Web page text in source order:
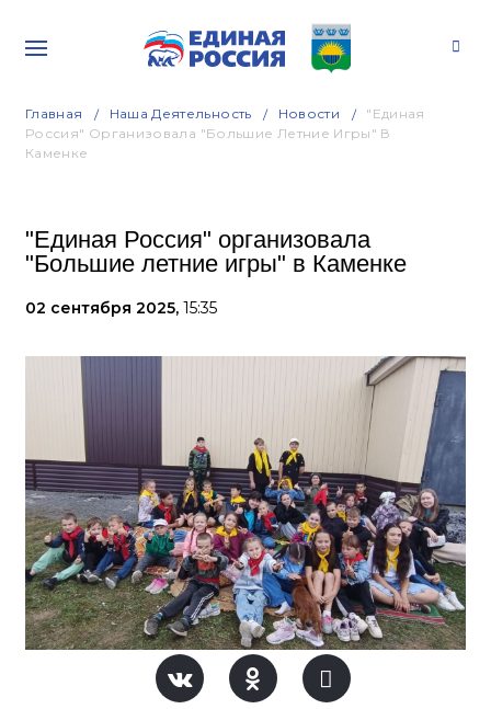
Главная Наша Деятельность Новости
"Единая
Россия" Организовала "Большие Летние Игры" В
Каменке
"Единая Россия" организовала
"Большие летние игры" в Каменке
02 сентября 2025, 15:35